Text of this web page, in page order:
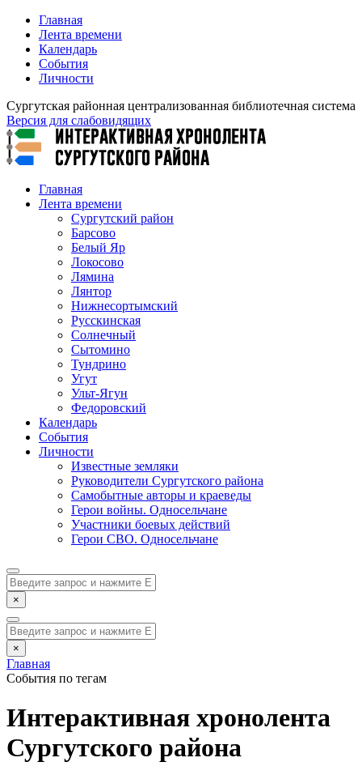
Главная
Лента времени
Календарь
События
Личности
Сургутская районная централизованная библиотечная система
Версия для слабовидящих
Главная
Лента времени
Сургутский район
Барсово
Белый Яр
Локосово
Лямина
Лянтор
Нижнесортымский
Русскинская
Солнечный
Сытомино
Тундрино
Угут
Ульт-Ягун
Федоровский
Календарь
События
Личности
Известные земляки
Руководители Сургутского района
Самобытные авторы и краеведы
Герои войны. Односельчане
Участники боевых действий
Герои СВО. Односельчане
×
×
Главная
События по тегам
Интерактивная хронолента
Сургутского района